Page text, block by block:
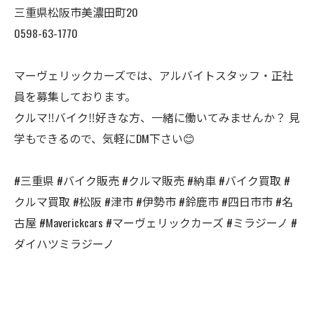
三重県松阪市美濃田町20
0598-63-1770
マーヴェリックカーズでは、アルバイトスタッフ・正社
員を募集しております。
クルマ‼️バイク‼️好きな方、一緒に働いてみませんか？ 見
学もできるので、気軽にDM下さい😊
#三重県 #バイク販売 #クルマ販売 #納車 #バイク買取 #
クルマ買取 #松阪 #津市 #伊勢市 #鈴鹿市 #四日市市 #名
古屋 #Maverickcars #マーヴェリックカーズ #ミラジーノ #
ダイハツミラジーノ